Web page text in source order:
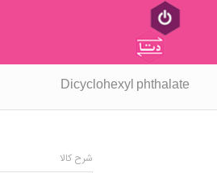
Dicyclohexyl phthalate
شرح کالا